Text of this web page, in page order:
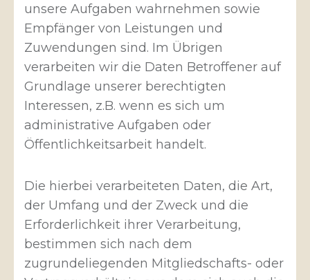
unsere Aufgaben wahrnehmen sowie
Empfänger von Leistungen und
Zuwendungen sind. Im Übrigen
verarbeiten wir die Daten Betroffener auf
Grundlage unserer berechtigten
Interessen, z.B. wenn es sich um
administrative Aufgaben oder
Öffentlichkeitsarbeit handelt.
Die hierbei verarbeiteten Daten, die Art,
der Umfang und der Zweck und die
Erforderlichkeit ihrer Verarbeitung,
bestimmen sich nach dem
zugrundeliegenden Mitgliedschafts- oder